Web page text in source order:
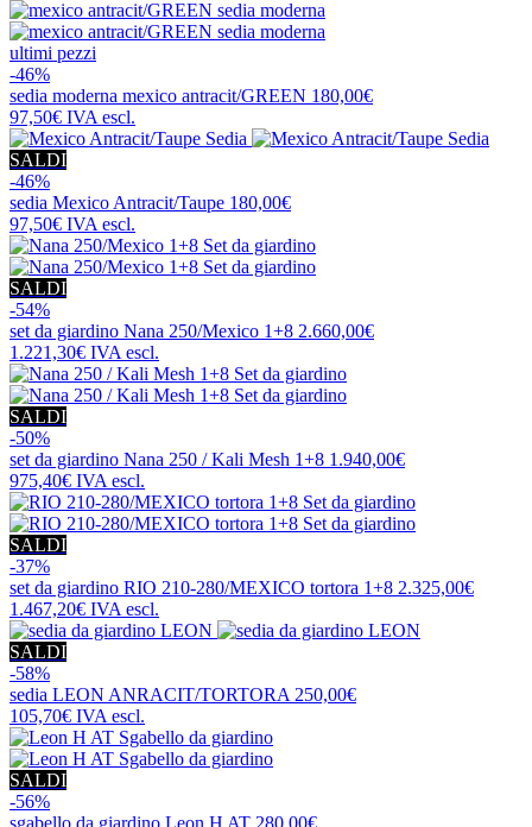
ultimi pezzi
-46%
sedia moderna mexico antracit/GREEN 180,00€
97,50€ IVA escl.
SALDI
-46%
sedia Mexico Antracit/Taupe 180,00€
97,50€ IVA escl.
SALDI
-54%
set da giardino Nana 250/Mexico 1+8 2.660,00€
1.221,30€ IVA escl.
SALDI
-50%
set da giardino Nana 250 / Kali Mesh 1+8 1.940,00€
975,40€ IVA escl.
SALDI
-37%
set da giardino RIO 210-280/MEXICO tortora 1+8 2.325,00€
1.467,20€ IVA escl.
SALDI
-58%
sedia LEON ANRACIT/TORTORA 250,00€
105,70€ IVA escl.
SALDI
-56%
sgabello da giardino Leon H AT 280,00€